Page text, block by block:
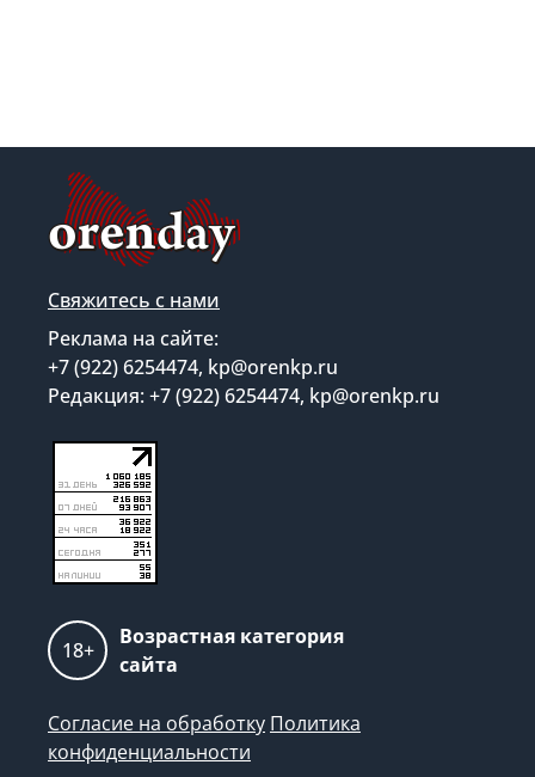
Свяжитесь с нами
Реклама на сайте:
+7 (922) 6254474, kp@orenkp.ru
Редакция: +7 (922) 6254474, kp@orenkp.ru
18+
Возрастная категория
сайта
Согласие на обработку Политика
конфиденциальности